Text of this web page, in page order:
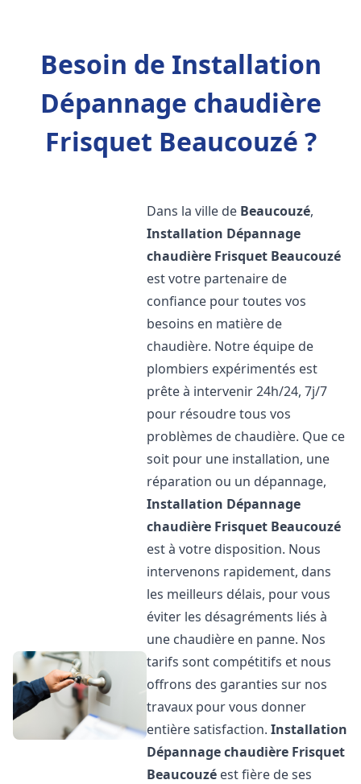
Besoin de Installation
Dépannage chaudière
Frisquet Beaucouzé ?
Dans la ville de Beaucouzé,
Installation Dépannage
chaudière Frisquet Beaucouzé
est votre partenaire de
confiance pour toutes vos
besoins en matière de
chaudière. Notre équipe de
plombiers expérimentés est
prête à intervenir 24h/24, 7j/7
pour résoudre tous vos
problèmes de chaudière. Que ce
soit pour une installation, une
réparation ou un dépannage,
Installation Dépannage
chaudière Frisquet Beaucouzé
est à votre disposition. Nous
intervenons rapidement, dans
les meilleurs délais, pour vous
éviter les désagréments liés à
une chaudière en panne. Nos
tarifs sont compétitifs et nous
offrons des garanties sur nos
travaux pour vous donner
entière satisfaction.Installation
Dépannage chaudière Frisquet
Beaucouzé est fière de ses